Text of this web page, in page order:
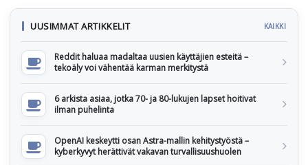
UUSIMMAT ARTIKKELIT KAIKKI
Reddit haluaa madaltaa uusien käyttäjien esteitä –
tekoäly voi vähentää karman merkitystä
6 arkista asiaa, jotka 70- ja 80-lukujen lapset hoitivat
ilman puhelinta
OpenAI keskeytti osan Astra-mallin kehitystyöstä –
kyberkyvyt herättivät vakavan turvallisuushuolen